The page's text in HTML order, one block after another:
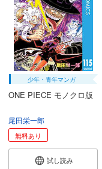
少年・青年マンガ
ONE PIECE モノクロ版
尾田栄一郎
無料あり
試し読み